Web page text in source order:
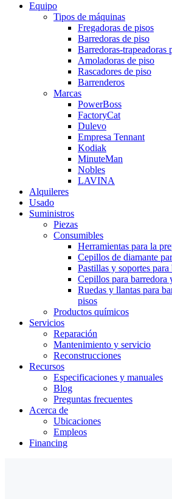
Equipo
Tipos de máquinas
Fregadoras de pisos
Barredoras de piso
Barredoras-trapeadoras
Amoladoras de piso
Rascadores de piso
Barrenderos
Marcas
PowerBoss
FactoryCat
Dulevo
Empresa Tennant
Kodiak
MinuteMan
Nobles
LAVINA
Alquileres
Usado
Suministros
Piezas
Consumibles
Herramientas para la
Cepillos de diamante
Pastillas y soportes
Cepillos para barredora
Ruedas y llantas para
pisos
Productos químicos
Servicios
Reparación
Mantenimiento y servicio
Reconstrucciones
Recursos
Especificaciones y manuales
Blog
Preguntas frecuentes
Acerca de
Ubicaciones
Empleos
Financing